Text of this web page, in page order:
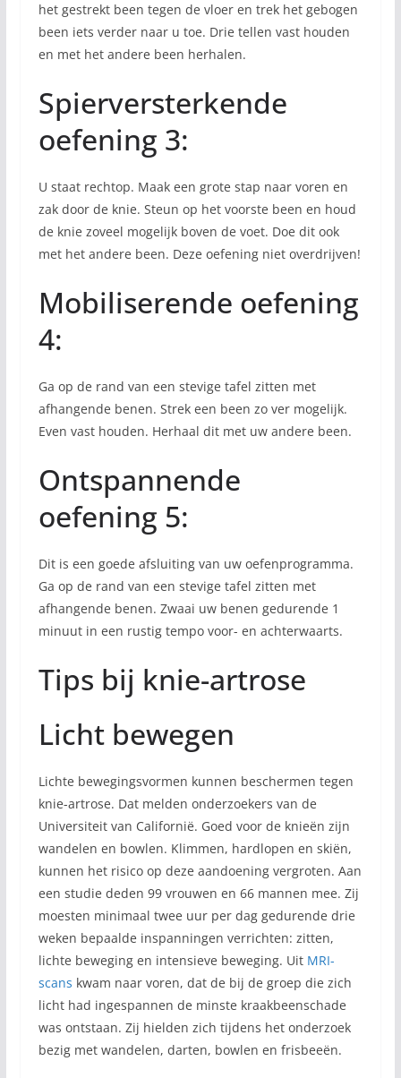
het gestrekt been tegen de vloer en trek het gebogen
been iets verder naar u toe. Drie tellen vast houden
en met het andere been herhalen.
Spierversterkende
oefening 3:
U staat rechtop. Maak een grote stap naar voren en
zak door de knie. Steun op het voorste been en houd
de knie zoveel mogelijk boven de voet. Doe dit ook
met het andere been. Deze oefening niet overdrijven!
Mobiliserende oefening
4:
Ga op de rand van een stevige tafel zitten met
afhangende benen. Strek een been zo ver mogelijk.
Even vast houden. Herhaal dit met uw andere been.
Ontspannende
oefening 5:
Dit is een goede afsluiting van uw oefenprogramma.
Ga op de rand van een stevige tafel zitten met
afhangende benen. Zwaai uw benen gedurende 1
minuut in een rustig tempo voor- en achterwaarts.
Tips bij knie-artrose
Licht bewegen
Lichte bewegingsvormen kunnen beschermen tegen
knie-artrose. Dat melden onderzoekers van de
Universiteit van Californië. Goed voor de knieën zijn
wandelen en bowlen. Klimmen, hardlopen en skiën,
kunnen het risico op deze aandoening vergroten. Aan
een studie deden 99 vrouwen en 66 mannen mee. Zij
moesten minimaal twee uur per dag gedurende drie
weken bepaalde inspanningen verrichten: zitten,
lichte beweging en intensieve beweging. Uit MRI-
scans kwam naar voren, dat de bij de groep die zich
licht had ingespannen de minste kraakbeenschade
was ontstaan. Zij hielden zich tijdens het onderzoek
bezig met wandelen, darten, bowlen en frisbeeën.